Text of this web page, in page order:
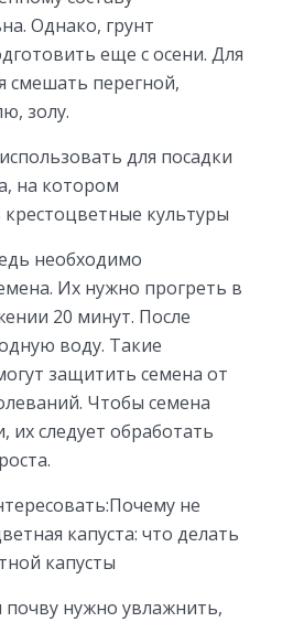
Однако, грунт
еще с осени. Для
смешать перегной,
золу.
для посадки
на котором
культуры
необходимо
Их нужно прогреть в
20 минут. После
воду. Такие
защитить семена от
Чтобы семена
следует обработать
не
капуста: что делать
капусты
нужно увлажнить,